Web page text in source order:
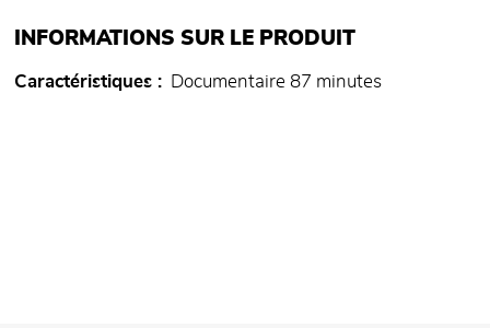
INFORMATIONS SUR LE PRODUIT
Caractéristiques Documentaire 87 minutes